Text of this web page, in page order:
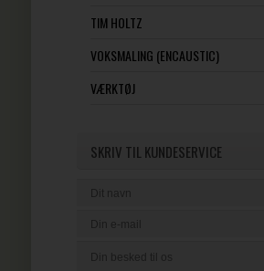
TIM HOLTZ
VOKSMALING (ENCAUSTIC)
VÆRKTØJ
SKRIV TIL KUNDESERVICE